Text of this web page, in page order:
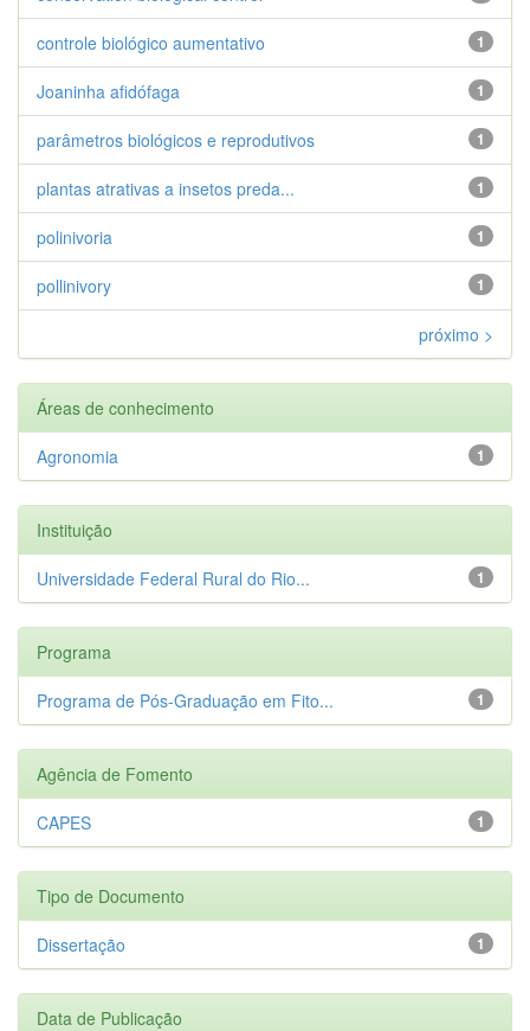
1
controle biológico aumentativo
1
Joaninha afidófaga
1
parâmetros biológicos e reprodutivos
1
plantas atrativas a insetos preda...
1
polinivoria
1
pollinivory
próximo >
Áreas de conhecimento
1
Agronomia
Instituição
1
Universidade Federal Rural do Rio...
Programa
1
Programa de Pós-Graduação em Fito...
Agência de Fomento
1
CAPES
Tipo de Documento
1
Dissertação
Data de Publicação